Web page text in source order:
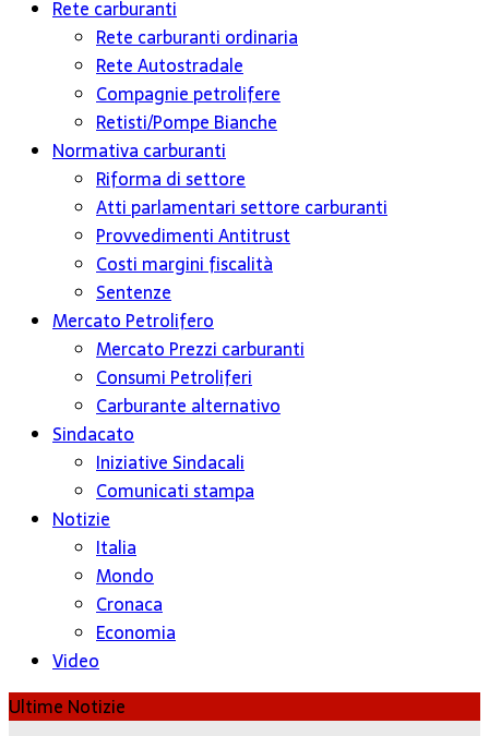
Rete carburanti
Rete carburanti ordinaria
Rete Autostradale
Compagnie petrolifere
Retisti/Pompe Bianche
Normativa carburanti
Riforma di settore
Atti parlamentari settore carburanti
Provvedimenti Antitrust
Costi margini fiscalità
Sentenze
Mercato Petrolifero
Mercato Prezzi carburanti
Consumi Petroliferi
Carburante alternativo
Sindacato
Iniziative Sindacali
Comunicati stampa
Notizie
Italia
Mondo
Cronaca
Economia
Video
Ultime Notizie